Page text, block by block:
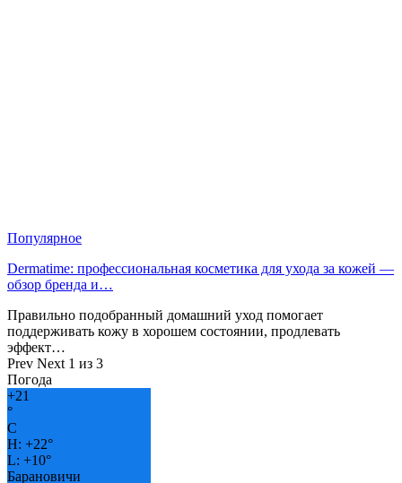
Популярное
Dermatime: профессиональная косметика для ухода за кожей —
обзор бренда и…
Правильно подобранный домашний уход помогает
поддерживать кожу в хорошем состоянии, продлевать
эффект…
Prev Next 1 из 3
Погода
+21
°
C
H: +22°
L: +10°
Барановичи